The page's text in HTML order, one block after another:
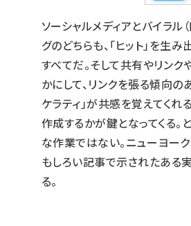
ソーシャルメディアとバイラル
グのどちらも、「ヒット」を生
すべてだ。そして共有やリンク
かにして、リンクを張る傾向の
ケラティ」が共感を覚えてくれ
作成するかが鍵となってくる。
な作業ではない。ニューヨー
もしろい記事で示されたある
る。